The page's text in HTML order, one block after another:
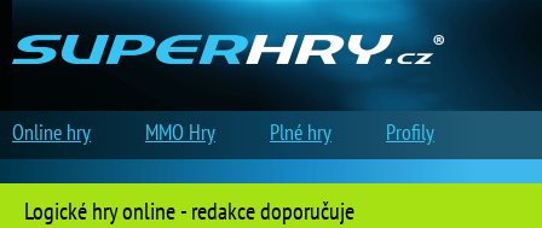
Logické hry online - redakce doporučuje
Online hry MMO Hry Plné hry Profily